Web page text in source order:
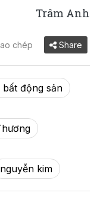
Trâm Anh
chép Share
động sản
nguyễn kim